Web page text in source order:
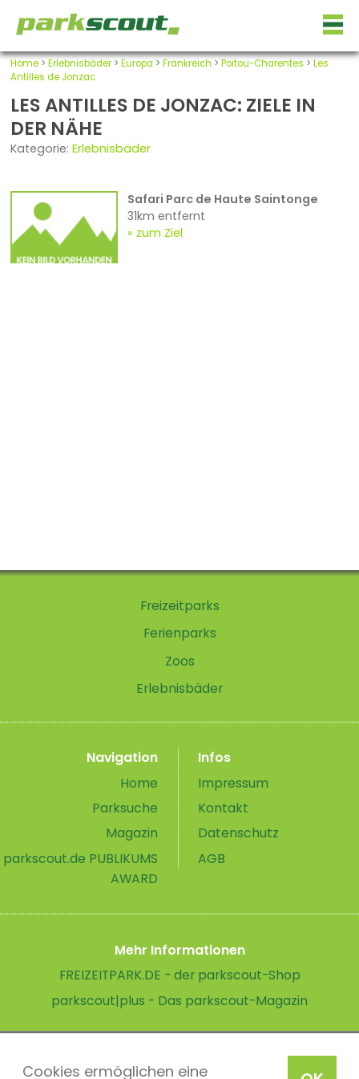
Cookies ermöglichen eine
Home> Erlebnisbäder> Europa > Frankreich > Poitou-Charentes > Les
Antilles de Jonzac
LES ANTILLES DE JONZAC: ZIELE IN
DER NÄHE
Kategorie: Erlebnisbäder
Safari Parc de Haute Saintonge
31km entfernt
zum Ziel
Freizeitparks
Ferienparks
Zoos
Erlebnisbäder
Navigation
Home
Parksuche
Magazin
parkscout.de PUBLIKUMS
AWARD
Infos
Impressum
Kontakt
Datenschutz
AGB
Mehr Informationen
FREIZEITPARK.DE - der parkscout-Shop
parkscout|plus - Das parkscout-Magazin